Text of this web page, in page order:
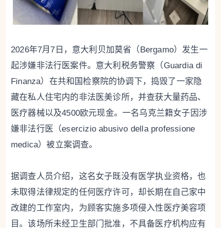
2026年7月7日，意大利贝加莫省（Bergamo）发生一
起涉嫌非法行医案件。意大利税务警察（Guardia di
Finanza）在共和国检察院的协调下，捣毁了一家隐
藏在私人住宅内的非法医美诊所，并查获大量药品、
医疗器械以及4500欧元现金。一名乌克兰籍女子因涉
嫌非法行医（esercizio abusivo della professione
medica）被立案调查。
据调查人员介绍，这名女子既没有医学执业资格，也
未取得法律规定的任何医疗许可，却长期在自己家中
改建的工作室内，为顾客实施多项侵入性医疗美容项
目。该场所未经卫生部门批准，不具备医疗机构应有